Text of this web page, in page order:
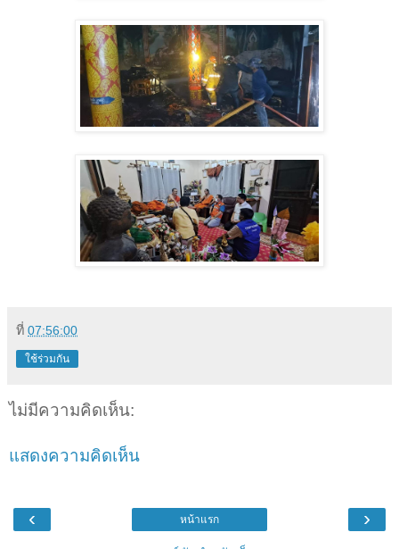
ที่ 07:56:00
ใช้ร่วมกัน
ไม่มีความคิดเห็น:
แสดงความคิดเห็น
‹ ›
หน้าแรก